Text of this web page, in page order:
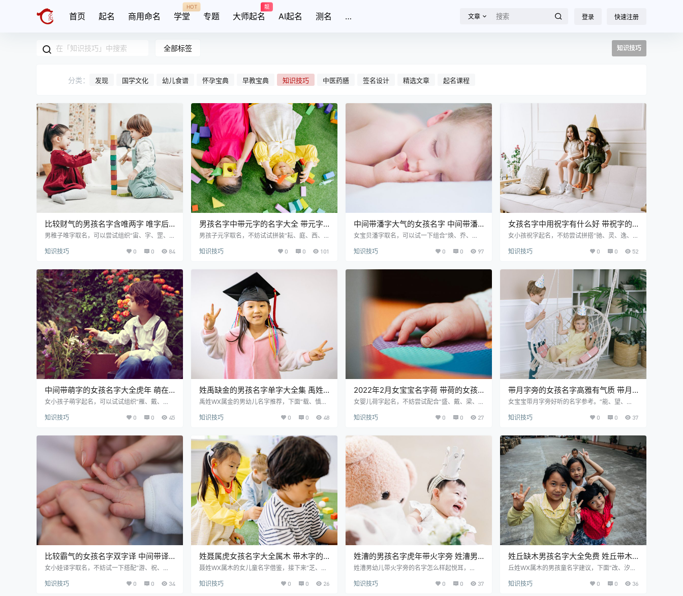
首页 起名 商用命名 学堂
HOT
专题 大师起名
靓
AI起名 测名 … 文章 登录 快速注册
全部标签 知识技巧
分类： 发现 国学文化 幼儿食谱 怀孕宝典 早教宝典 知识技巧 中医药膳 签名设计 精选文章 起名课程
比较财气的男孩名字含唯两字 唯字后
面带两字男孩名字
男稚子唯字取名，可以尝试组织“宙、字、罡、
宝起名用唯字漂亮新颖，因此大多家长在给婴儿
优质精选美名推荐： 唯宙 wéi zhòu 寓意解释：
宙：指宇宙。 字唯 zì wéi 寓意解释：字：指文
字、汉字、字符、字句。 罡唯 gāng wéi 寓意解
释：罡：古星名，即北斗七星的柄。 唯义 wéi yì
寓意解释：义：意…
知识技巧 0 0 84
男孩名字中带元字的名字大全 带元字
寓意好的男孩名字
男孩子元字取名，不妨试试拼装“耘、庭、西、
起名用元字优雅气质，所以许多父母在给小娃找
下。 优质精选美名推荐： 耘元 yún yuán 寓意解
释：耘：意为耘耕。取名寓意努力勤奋，收获满
满，成就斐然。 元庭 yuán tíng 寓意解释：庭：
指庭院、庭宇、家庭。 训元 xùn yuán 寓意解
释：训：指教导、训诫、家训。…
知识技巧 0 0 101
中间带潘字大气的女孩名字 中间带潘
字的女孩名字配搭
女宝贝潘字取名，可以试一下组合“焕、乔、
孩子起名用潘字顺口美观，那么众多家人在给儿
感。 优质精选美名推荐： 焕潘 huàn pān 寓意解
qiáo 寓意解释：乔：指乔木、乔迁，取名寓意高
大。 予潘 yǔ pān 寓意解释：予：…
知识技巧 0 0 97
女孩名字中用祝字有什么好 带祝字的
名字寓意女孩名字
女小孩祝字起名，不妨尝试拼搭“驰、灵、逸、
名用祝字顺口好听，因而良多家长在给宝贝起名
优质精选美名推荐： 驰祝 chí zhù 寓意解释：
驰：指奔驰、向往、传扬，取名寓意不断向前驰
骋。 灵祝 líng zhù 寓意解释：灵：意为聪明灵
巧、机敏、精神、有悟性。 逸祝 yì zhù 寓意解
释：逸：意为安闲、快乐，取名寓…
知识技巧 0 0 52
中间带萌字的女孩名字大全虎年 萌在
中间的女孩名字
女小孩子萌字起名，可以试试组织“雁、戴、
童取名用萌字内涵诗意，于是比较多父母在给孩
到你。 优质精选美名推荐： 萌雁 méng yàn 寓
意解释：雁：指大雁。取名寓意胸怀壮志，前程
远大。 萌戴 méng dài 寓意解释：戴：指尊奉，
推崇，拥护。 萌顾 méng gù 寓意解释：顾：指
回顾、顾全、顾惜。 萌枢 mén…
知识技巧 0 0 45
姓禹缺金的男孩名字单字大全集 禹姓
男宝宝起名带金
禹姓WX属金的男幼儿名字推荐，下面“载、慎、
有许多娃儿生来WX缺金，家人们皆想结合金元
可以给宝宝带来红运。需要起名的可以详细看
看。 禹姓男孩名字精选推荐： 禹皝 yǔ huàng 寓
意解释：皝： ◎ 古人名用字。 禹载 yǔ zǎi 寓
意解释：载：指年，记录。（zài）指载重、载
体。 禹慎 yǔ shèn 寓意解释…
知识技巧 0 0 48
2022年2月女宝宝名字荷 带荷的女孩
名字2月生
女婴儿荷字起名，不妨尝试配合“盛、戴、梁、
用荷字押韵好听，所以众多家长在给小孩选名字
质精选美名推荐： 盛荷 shèng hé 寓意解释：
盛：指兴盛、茂盛、丰盛，取名意为盛大。（ch
éng）把东西放进去。 铠荷 kǎi hé 寓意解释：
铠： ◎ 〔铠甲〕古代的战衣，可以保护身体。
简作“铠”，如“铁铠”，“首铠”。 …
知识技巧 0 0 27
带月字旁的女孩名字高雅有气质 带月
字旁的女孩名字库
女宝宝带月字旁好听的名字参考。“能、望、
适合。名字随同孩子的一世，良多家长都为小孩
吧。 优质精选美名推荐： 宋能 sòng néng 寓意
解释：宋：指宋代，姓。 能：指技能、能力的意
思，取名意为有才干、有本领、有能力。 望晖 w
àng huī 寓意解释：望：意为希望、名望、期
待。取名寓意期望健康幸福，事业有成。 晖：…
知识技巧 0 0 37
比较霸气的女孩名字双字译 中间带译
字的女孩名字属虎
女小娃译字取名，不妨试一下搭配“游、祝、
宝贝起名用译字洋气简单，于是很多父母在给小
知识技巧 0 0 34
姓聂属虎女孩名字大全属木 带木字的
女宝宝名字姓氏聂
聂姓WX属木的女儿童名字借鉴，接下来“芝、
以参考。有比较多孩童生来WX缺木，家人们都
知识技巧 0 0 26
姓漕的男孩名字虎年带火字旁 姓漕男
孩名字大全火字旁
姓漕男幼儿带火字旁的名字怎么样起悦耳，
母想给娃儿取一个带火字旁的名字，这批名字相
知识技巧 0 0 37
姓丘缺木男孩名字大全免费 姓丘带木
男孩名字简洁大方
丘姓WX属木的男孩童名字建议，下面“改、汐、
考。有比较多幼儿生来WX欠木，父母们无不想
知识技巧 0 0 36